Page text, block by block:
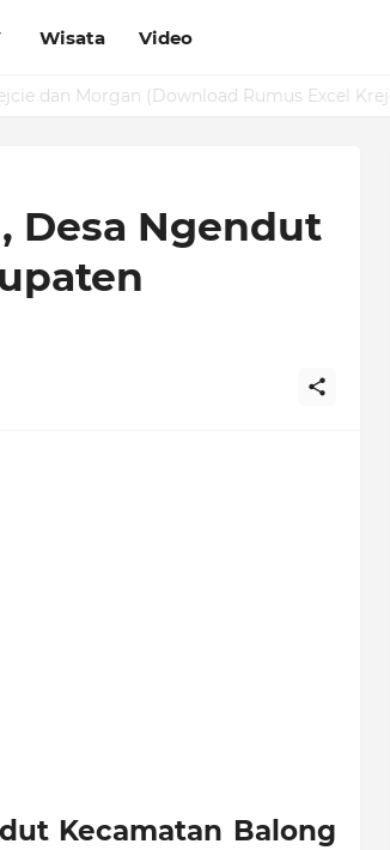
Wisata Video
Desa Ngendut
Kecamatan Balong